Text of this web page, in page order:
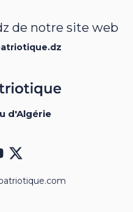
de notre site web
d'Algérie